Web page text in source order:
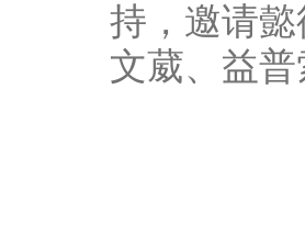
持，邀请
文葳、益